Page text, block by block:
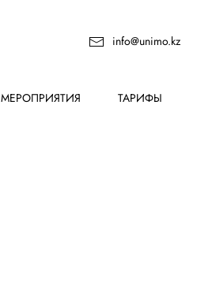
info@unimo.kz
МЕРОПРИЯТИЯ ТАРИФЫ